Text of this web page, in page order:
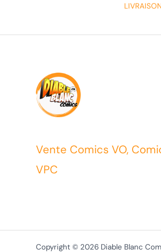
Vente Comics VO,
VPC
Copyright © 2026 Diable Blanc